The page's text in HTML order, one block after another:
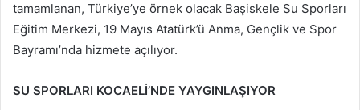
r
m
e
tamamlanan, Türkiye’ye örnek olacak Başiskele Su Sporları
Eğitim Merkezi, 19 Mayıs Atatürk’ü Anma, Gençlik ve Spor
Bayramı’nda hizmete açılıyor.
SU SPORLARI KOCAELİ’NDE YAYGINLAŞIYOR